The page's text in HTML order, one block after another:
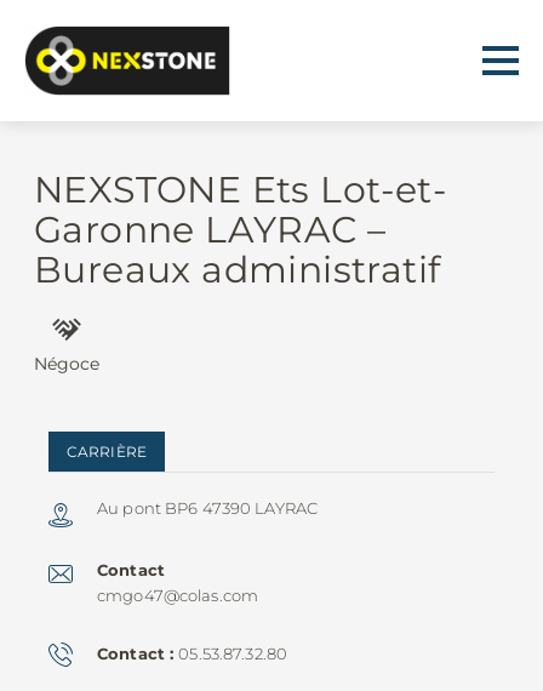
NEXSTONE Ets Lot-et-
Garonne LAYRAC –
Bureaux administratif
Négoce
CARRIÈRE
Au pont BP6 47390 LAYRAC
Contact
cmgo47@colas.com
Contact 05.53.87.32.80